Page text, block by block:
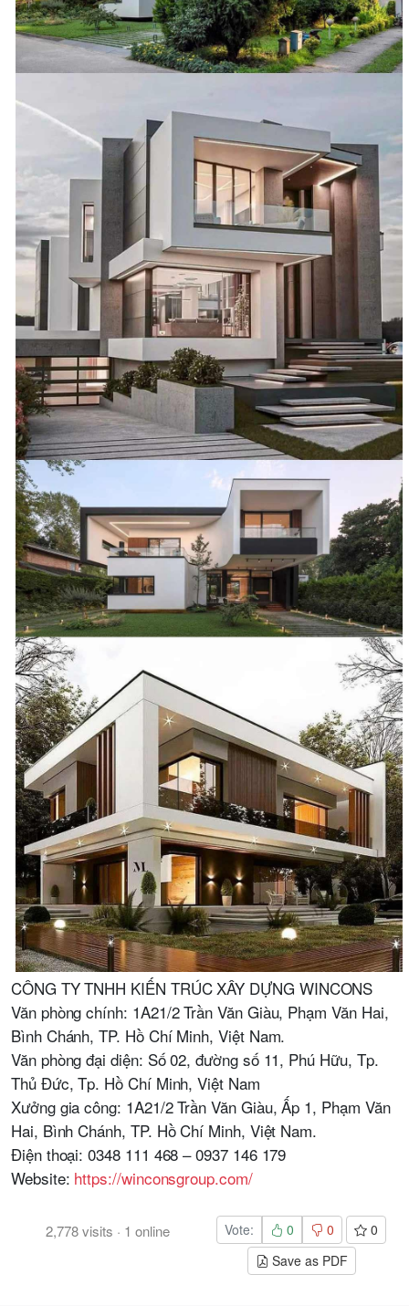
CÔNG TY TNHH KIẾN TRÚC XÂY DỰNG WINCONS
Văn phòng chính: 1A21/2 Trần Văn Giàu, Phạm Văn Hai,
Bình Chánh, TP. Hồ Chí Minh, Việt Nam.
Văn phòng đại diện: Số 02, đường số 11, Phú Hữu, Tp.
Thủ Đức, Tp. Hồ Chí Minh, Việt Nam
Xưởng gia công: 1A21/2 Trần Văn Giàu, Ấp 1, Phạm Văn
Hai, Bình Chánh, TP. Hồ Chí Minh, Việt Nam.
Điện thoại: 0348 111 468 – 0937 146 179
Website: https://winconsgroup.com/
2,778visits · 1 online Vote: 0 0
0
Save as PDF